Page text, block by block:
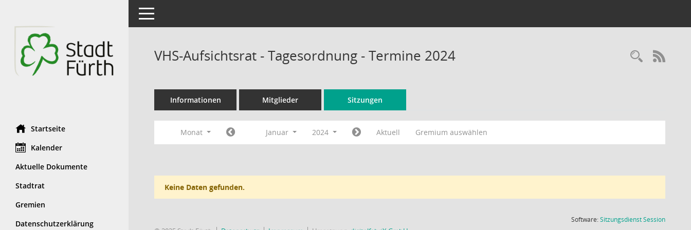
Startseite
Kalender
Aktuelle Dokumente
Stadtrat
Gremien
Datenschutzerklärung
Toggle navigation
VHS-Aufsichtsrat - Tagesordnung - Termine 2024
Informationen Mitglieder Sitzungen
Monat Januar 2024 Aktuell Gremium auswählen
Keine Daten gefunden.
Software:SitzungsdienstSession(Wird in